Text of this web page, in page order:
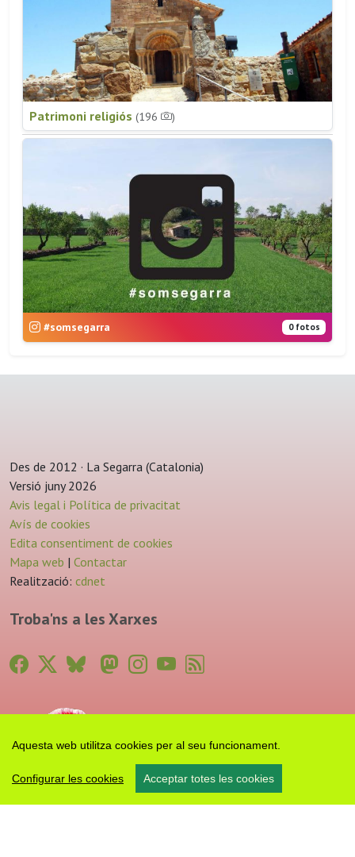
Aquesta web utilitza cookies per al seu funcionament.
Configurar les cookies Acceptar totes les cookies
Patrimoni religiós (196 )
#somsegarra 0 fotos
Des de 2012 · La Segarra (Catalonia)
Versió juny 2026
Avis legal i Política de privacitat
Avís de cookies
Edita consentiment de cookies
Mapa web | Contactar
Realització: cdnet
Troba'ns a les Xarxes